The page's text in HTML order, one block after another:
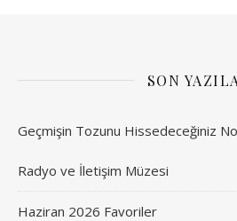
SON
Geçmişin Tozunu Hissedeceğiniz
Radyo ve İletişim Müzesi
Haziran 2026 Favoriler